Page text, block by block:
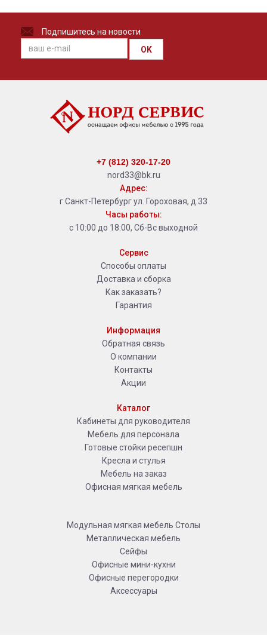
Подпишитесь на новости
OK
+7 (812) 320-17-20
nord33@bk.ru
Адрес:
г.Санкт-Петербург ул. Гороховая, д.33
Часы работы:
с 10:00 до 18:00, Сб-Вс выходной
Сервис
Способы оплаты
Доставка и сборка
Как заказать?
Гарантия
Информация
Обратная связь
О компании
Контакты
Акции
Каталог
Кабинеты для руководителя
Мебель для персонала
Готовые стойки ресепшн
Кресла и стулья
Мебель на заказ
Офисная мягкая мебель
Модульная мягкая мебель Столы
Металлическая мебель
Сейфы
Офисные мини-кухни
Офисные перегородки
Аксессуары